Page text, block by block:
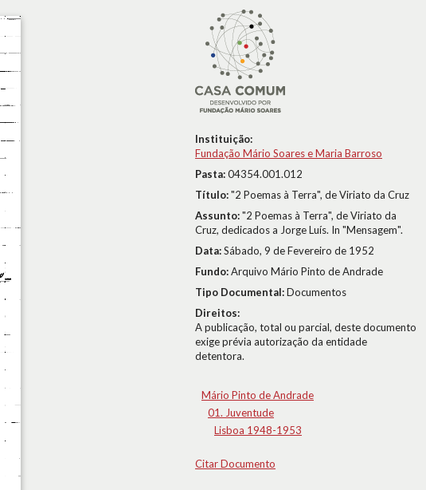
Instituição:
Fundação Mário Soares e Maria Barroso
Pasta:04354.001.012
Título:"2 Poemas à Terra", de Viriato da Cruz
Assunto:"2 Poemas à Terra", de Viriato da
Cruz, dedicados a Jorge Luís. In "Mensagem".
Data:Sábado, 9 de Fevereiro de 1952
Fundo:Arquivo Mário Pinto de Andrade
Tipo Documental:Documentos
Direitos:
A publicação, total ou parcial, deste documento
exige prévia autorização da entidade
detentora.
Mário Pinto de Andrade
01. Juventude
Lisboa 1948-1953
Citar Documento